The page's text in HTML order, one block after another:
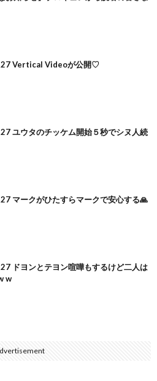
Vertical Videoが公開♡
ユウタのチッケム開始５秒でシヌ人続
マークがひたすらマークで安心する🙏
ドヨンとテヨン喧嘩もするけど二人は
w